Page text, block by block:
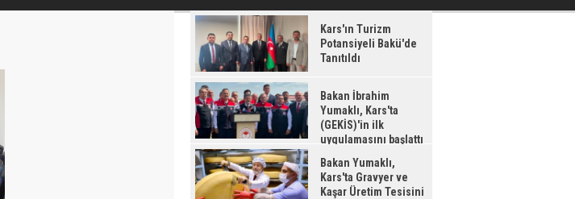
Kars'ın Turizm
Potansiyeli Bakü'de
Tanıtıldı
Bakan İbrahim
Yumaklı, Kars'ta
(GEKİS)'in ilk
uygulamasını başlattı
Bakan Yumaklı,
Kars'ta Gravyer ve
Kaşar Üretim Tesisini